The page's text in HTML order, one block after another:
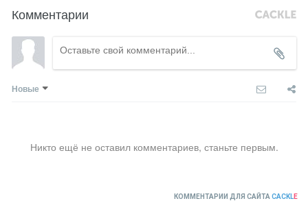
Комментарии
Новые
Никто ещё не оставил комментариев, станьте первым.
КОММЕНТАРИИ ДЛЯ САЙТА CACKLE